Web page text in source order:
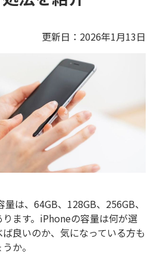
更新日：2026年1月13日
は、64GB、128GB、256GB、
ます。iPhoneの容量は何が選
良いのか、気になっている方も
か。